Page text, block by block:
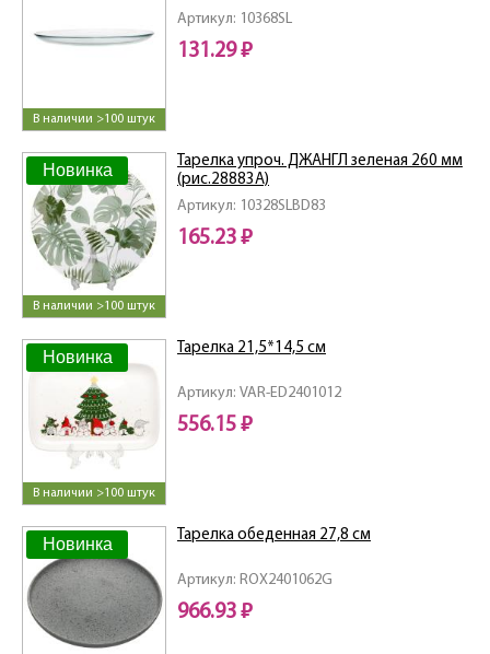
В наличии >100 штук
Артикул: 10368SL
131.29 ₽
Новинка
В наличии >100 штук
Артикул: 10328SLBD83
Тарелка упроч. ДЖАНГЛ зеленая 260 мм
(рис.28883А)
165.23 ₽
Новинка
В наличии >100 штук
Артикул: VAR-ED2401012
Тарелка 21,5*14,5 см
556.15 ₽
Новинка
Артикул: ROX2401062G
Тарелка обеденная 27,8 см
966.93 ₽